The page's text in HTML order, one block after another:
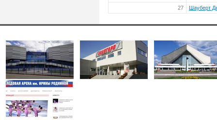
27
Шауберт